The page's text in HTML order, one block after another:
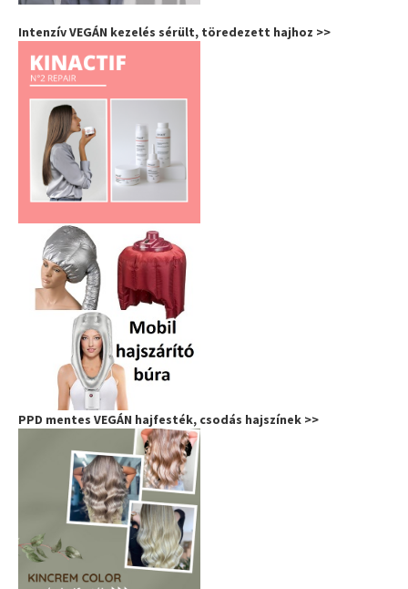
Intenzív VEGÁN kezelés sérült, töredezett hajhoz >>
PPD mentes VEGÁN hajfesték, csodás hajszínek >>